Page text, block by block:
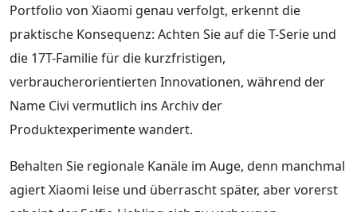
Portfolio von Xiaomi genau verfolgt, erkennt die
praktische Konsequenz: Achten Sie auf die T-Serie und
die 17T-Familie für die kurzfristigen,
verbraucherorientierten Innovationen, während der
Name Civi vermutlich ins Archiv der
Produktexperimente wandert.
Behalten Sie regionale Kanäle im Auge, denn manchmal
agiert Xiaomi leise und überrascht später, aber vorerst